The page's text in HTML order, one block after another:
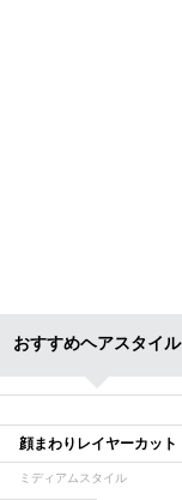
おすすめヘアスタイル
顔まわりレイヤーカット
ミディアムスタイル